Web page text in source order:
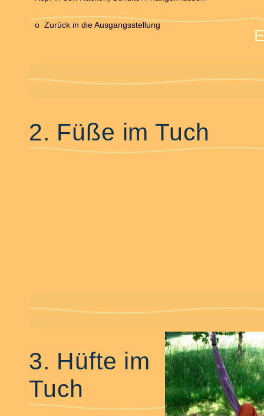
o Zurück in die Ausgangsstellung
2. Füße im Tuch
3. Hüfte im
Tuch